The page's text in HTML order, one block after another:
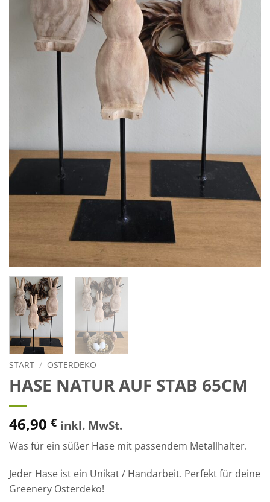
START / OSTERDEKO
HASE NATUR AUF STAB 65CM
46,90 € inkl. MwSt.
Was für ein süßer Hase mit passendem Metallhalter.
Jeder Hase ist ein Unikat / Handarbeit. Perfekt für deine
Greenery Osterdeko!